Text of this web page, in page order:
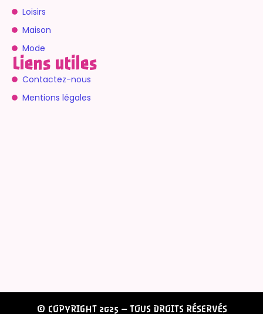
Loisirs
Maison
Mode
Liens utiles
Contactez-nous
Mentions légales
© COPYRIGHT 2025 – TOUS DROITS RÉSERVÉS